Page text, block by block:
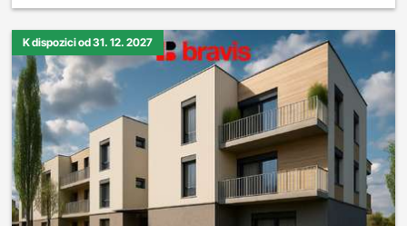
K dispozici od 31. 12. 2027